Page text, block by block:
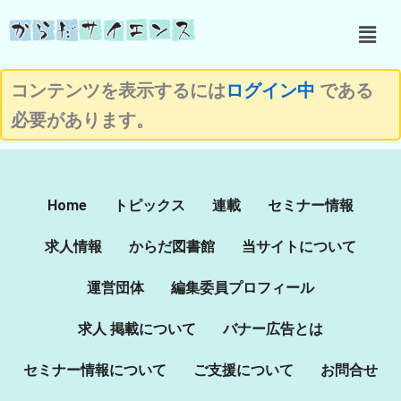
メ
ニ
ュ
ー
コンテンツを表示するにはログイン中 である
必要があります。
Home トピックス 連載 セミナー情報
求人情報 からだ図書館 当サイトについて
運営団体 編集委員プロフィール
求人 掲載について バナー広告とは
セミナー情報について ご支援について お問合せ